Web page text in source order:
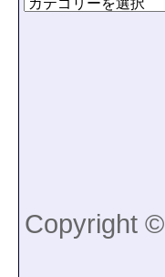
Copyright ©